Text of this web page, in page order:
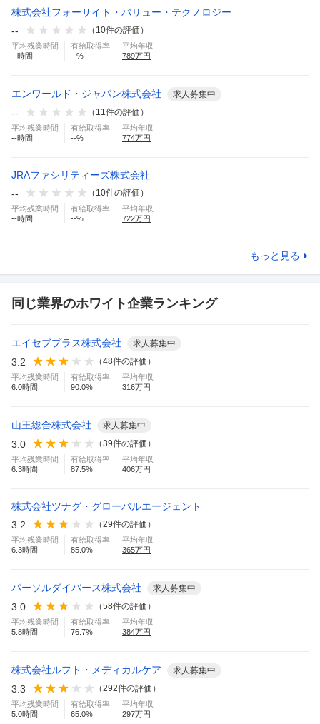
株式会社フォーサイト・バリュー・テクノロジー
--
（ 10件の評価）
平均残業時間
--時間
有給取得率
--%
平均年収
789万円
エンワールド・ジャパン株式会社 求人募集中
-- （ 11件の評価）
平均残業時間
--時間
有給取得率
--%
平均年収
774万円
JRAファシリティーズ株式会社
--
（ 10件の評価）
平均残業時間
--時間
有給取得率
--%
平均年収
722万円
もっと見る
同じ業界のホワイト企業ランキング
エイセブプラス株式会社 求人募集中
3.2 （48件の評価）
平均残業時間
6.0時間
有給取得率
90.0%
平均年収
316万円
山王総合株式会社 求人募集中
3.0 （39件の評価）
平均残業時間
6.3時間
有給取得率
87.5%
平均年収
406万円
株式会社ツナグ・グローバルエージェント
3.2
（29件の評価）
平均残業時間
6.3時間
有給取得率
85.0%
平均年収
365万円
パーソルダイバース株式会社 求人募集中
3.0 （58件の評価）
平均残業時間
5.8時間
有給取得率
76.7%
平均年収
384万円
株式会社ルフト・メディカルケア 求人募集中
3.3 （292件の評価）
平均残業時間
5.0時間
有給取得率
65.0%
平均年収
297万円